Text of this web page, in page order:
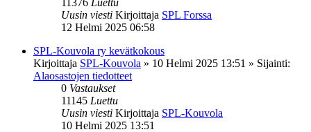
Uusin viesti Kirjoittaja SPL Forssa
12 Helmi 2025 06:58
SPL-Kouvola ry kevätkokous
Kirjoittaja SPL-Kouvola » 10 Helmi 2025 13:51 » Sijainti:
Alaosastojen tiedotteet
0 Vastaukset
11145 Luettu
Uusin viesti Kirjoittaja SPL-Kouvola
10 Helmi 2025 13:51